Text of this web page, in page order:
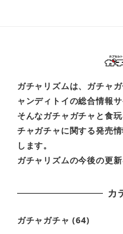
ガチャリズムは、ガチャ
ャンディトイの総合情報サ
そんなガチャガチャと食
チャガチャに関する発売
します。
ガチャリズムの今後の更
カ
ガチャガチャ (64)